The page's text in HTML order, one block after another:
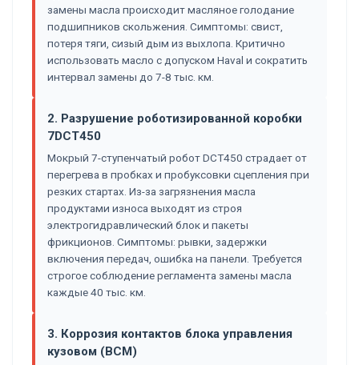
замены масла происходит масляное голодание
подшипников скольжения. Симптомы: свист,
потеря тяги, сизый дым из выхлопа. Критично
использовать масло с допуском Haval и сократить
интервал замены до 7-8 тыс. км.
2. Разрушение роботизированной коробки
7DCT450
Мокрый 7-ступенчатый робот DCT450 страдает от
перегрева в пробках и пробуксовки сцепления при
резких стартах. Из-за загрязнения масла
продуктами износа выходят из строя
электрогидравлический блок и пакеты
фрикционов. Симптомы: рывки, задержки
включения передач, ошибка на панели. Требуется
строгое соблюдение регламента замены масла
каждые 40 тыс. км.
3. Коррозия контактов блока управления
кузовом (BCM)